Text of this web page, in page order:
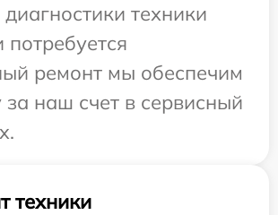
техники
потребуется
ремонт мы обеспечим
за наш счет в сервисный
техники